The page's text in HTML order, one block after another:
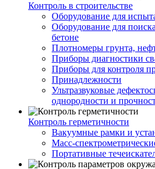
Контроль в строительстве
Оборудование для
Оборудование для
бетоне
Плотномеры грунта,
Приборы диагностики
Приборы для контроля
Принадлежности
Ультразвуковые
однородности и
Контроль герметичности
Вакуумные рамки и
Масс-
Портативные